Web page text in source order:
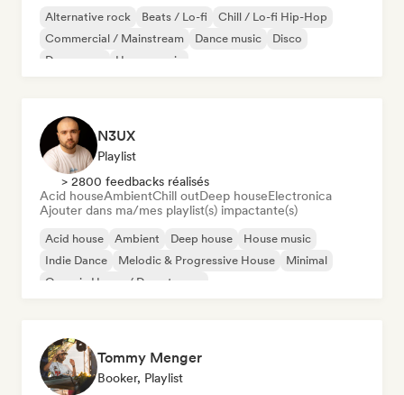
Alternative rock Beats / Lo-fi
Chill / Lo-fi Hip-Hop
Commercial / Mainstream
Dance music
Disco
Dream pop
House music
N3UX
Playlist
> 2800 feedbacks réalisés
Acid houseAmbientChill outDeep houseElectronica
Ajouter dans ma/mes playlist(s) impactante(s)
Acid house Ambient Deep house
House music
Indie Dance
Melodic & Progressive House
Minimal
Organic House / Downtempo
Tommy Menger
Booker, Playlist